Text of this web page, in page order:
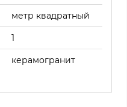
метр квадратный
1
керамогранит